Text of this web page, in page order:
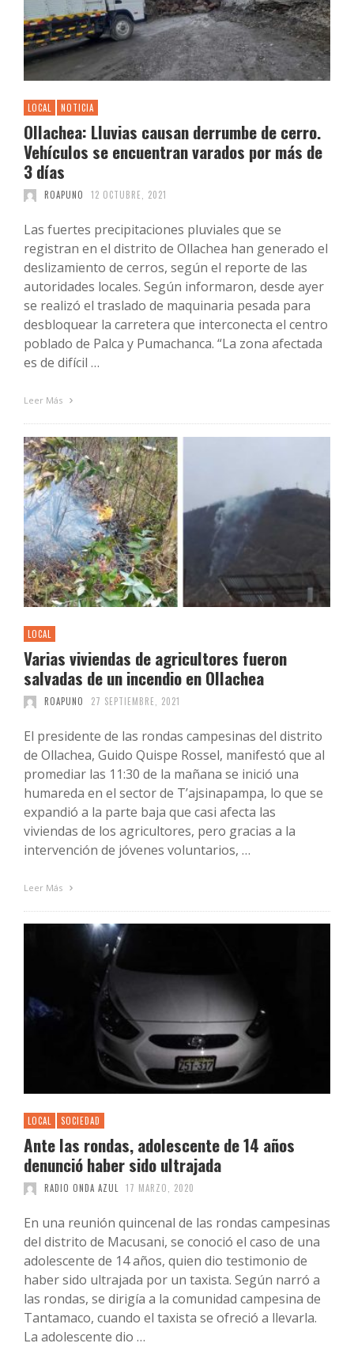
LOCAL NOTICIA
Ollachea: Lluvias causan derrumbe de cerro.
Vehículos se encuentran varados por más de
3 días
ROAPUNO 12 OCTUBRE, 2021
Las fuertes precipitaciones pluviales que se
registran en el distrito de Ollachea han generado el
deslizamiento de cerros, según el reporte de las
autoridades locales. Según informaron, desde ayer
se realizó el traslado de maquinaria pesada para
desbloquear la carretera que interconecta el centro
poblado de Palca y Pumachanca. “La zona afectada
es de difícil …
Leer Más
LOCAL
Varias viviendas de agricultores fueron
salvadas de un incendio en Ollachea
ROAPUNO 27 SEPTIEMBRE, 2021
El presidente de las rondas campesinas del distrito
de Ollachea, Guido Quispe Rossel, manifestó que al
promediar las 11:30 de la mañana se inició una
humareda en el sector de T’ajsinapampa, lo que se
expandió a la parte baja que casi afecta las
viviendas de los agricultores, pero gracias a la
intervención de jóvenes voluntarios, …
Leer Más
LOCAL SOCIEDAD
Ante las rondas, adolescente de 14 años
denunció haber sido ultrajada
RADIO ONDA AZUL 17 MARZO, 2020
En una reunión quincenal de las rondas campesinas
del distrito de Macusani, se conoció el caso de una
adolescente de 14 años, quien dio testimonio de
haber sido ultrajada por un taxista. Según narró a
las rondas, se dirigía a la comunidad campesina de
Tantamaco, cuando el taxista se ofreció a llevarla.
La adolescente dio …